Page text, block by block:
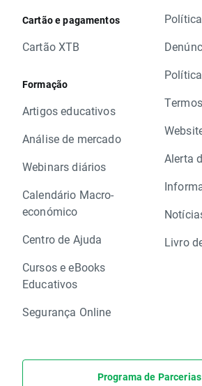
Cartão e pagamentos
Cartão XTB
Formação
Artigos educativos
Análise de mercado
Webinars diários
Calendário Macro-
económico
Centro de Ajuda
Cursos e eBooks
Educativos
Segurança Online
Alerta
Livro
Programa de Parcerias